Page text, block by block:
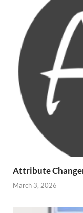
Attribute
March 3, 2026